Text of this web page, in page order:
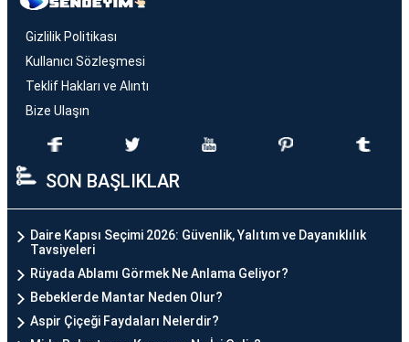
Gizlilik Politikası
Kullanıcı Sözleşmesi
Teklif Hakları ve Alıntı
Bize Ulaşın
SON BAŞLIKLAR
Daire Kapısı Seçimi 2026: Güvenlik, Yalıtım ve Dayanıklılık
Tavsiyeleri
Rüyada Ablamı Görmek Ne Anlama Geliyor?
Bebeklerde Mantar Neden Olur?
Aspir Çiçeği Faydaları Nelerdir?